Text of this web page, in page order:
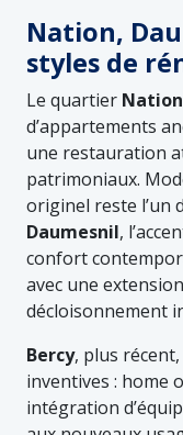
Nation,
styles de
Le quartier Nation
d’appartements
une restauration
patrimoniaux.
originel reste l’un
Daumesnil,
confort
avec une
décloisonnement
Bercy, plus
inventives : home
intégration